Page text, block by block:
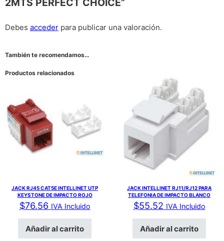
2MTS PERFECT CHOICE”
Debes acceder para publicar una valoración.
También te recomendamos…
Productos relacionados
JACK RJ45 CAT5E INTELLINET UTP
KEYSTONE DE IMPACTO ROJO
$76.56 IVA Incluido
Añadir al carrito
JACK INTELLINET RJ11/RJ12 PARA
TELEFONIA DE IMPACTO BLANCO
$55.52 IVA Incluido
Añadir al carrito